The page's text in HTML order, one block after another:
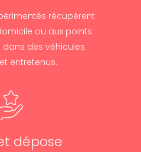
récupèrent
ou aux points
des véhicules
entretenus.
dépose